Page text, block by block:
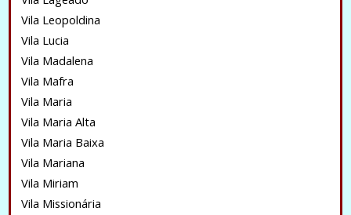
Vila Leopoldina
Vila Lucia
Vila Madalena
Vila Mafra
Vila Maria
Vila Maria Alta
Vila Maria Baixa
Vila Mariana
Vila Miriam
Vila Missionária